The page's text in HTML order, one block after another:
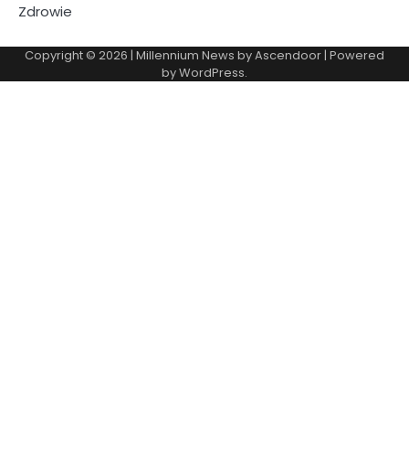
Zdrowie
Copyright © 2026 | Millennium News byAscendoor| Powered
byWordPress.